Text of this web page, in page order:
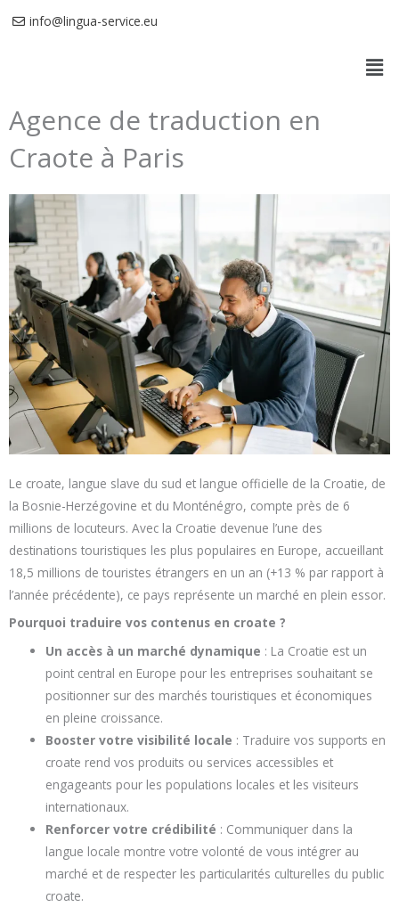
info@lingua-service.eu
Agence de traduction en
Craote à Paris
Le croate, langue slave du sud et langue officielle de la Croatie, de
la Bosnie-Herzégovine et du Monténégro, compte près de 6
millions de locuteurs. Avec la Croatie devenue l’une des
destinations touristiques les plus populaires en Europe, accueillant
18,5 millions de touristes étrangers en un an (+13 % par rapport à
l’année précédente), ce pays représente un marché en plein essor.
Pourquoi traduire vos contenus en croate ?
Un accès à un marché dynamique : La Croatie est un
point central en Europe pour les entreprises souhaitant se
positionner sur des marchés touristiques et économiques
en pleine croissance.
Booster votre visibilité locale : Traduire vos supports en
croate rend vos produits ou services accessibles et
engageants pour les populations locales et les visiteurs
internationaux.
Renforcer votre crédibilité : Communiquer dans la
langue locale montre votre volonté de vous intégrer au
marché et de respecter les particularités culturelles du public
croate.